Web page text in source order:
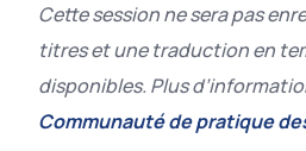
Cette session ne sera pas
titres et une traduction en
disponibles. Plus
Communauté de pratique